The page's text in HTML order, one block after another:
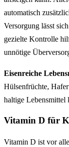
automatisch
Versorgung lässt
gezielte Kontrolle
unnötige
Eisenreiche
Hülsenfrüchte,
haltige Lebensmittel
Vitamin D für
Vitamin D ist vor